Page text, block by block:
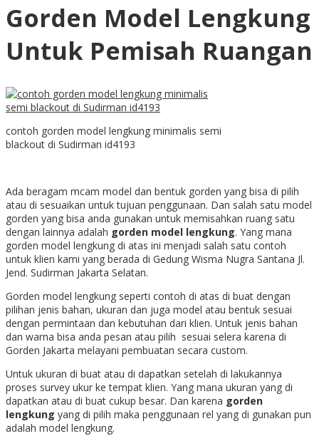
Gorden Model Lengkung
Untuk Pemisah Ruangan
contoh gorden model lengkung minimalis semi
blackout di Sudirman id4193
Ada beragam mcam model dan bentuk gorden yang bisa di pilih
atau di sesuaikan untuk tujuan penggunaan. Dan salah satu model
gorden yang bisa anda gunakan untuk memisahkan ruang satu
dengan lainnya adalah gorden model lengkung. Yang mana
gorden model lengkung di atas ini menjadi salah satu contoh
untuk klien kami yang berada di Gedung Wisma Nugra Santana Jl.
Jend. Sudirman Jakarta Selatan.
Gorden model lengkung seperti contoh di atas di buat dengan
pilihan jenis bahan, ukuran dan juga model atau bentuk sesuai
dengan permintaan dan kebutuhan dari klien. Untuk jenis bahan
dan warna bisa anda pesan atau pilih sesuai selera karena di
Gorden Jakarta melayani pembuatan secara custom.
Untuk ukuran di buat atau di dapatkan setelah di lakukannya
proses survey ukur ke tempat klien. Yang mana ukuran yang di
dapatkan atau di buat cukup besar. Dan karena gorden
lengkung yang di pilih maka penggunaan rel yang di gunakan pun
adalah model lengkung.